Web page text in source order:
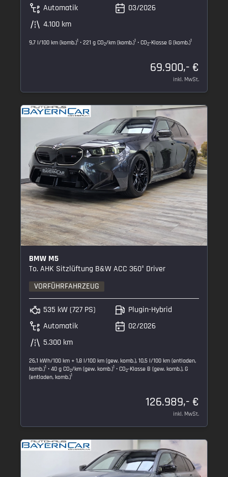
Automatik
4.100 km
03/2026
9,7 l/100 km (komb.)1 • 221 g CO2/km (komb.)1 • CO2-Klasse G (komb.)1
69.900,- €
inkl. MwSt.
BMW M5
To. AHK Sitzlüftung B&W ACC 360° Driver
VORFÜHRFAHRZEUG
535 kW (727 PS)
Automatik
5.300 km
Plugin-Hybrid
02/2026
26,1 kWh/100 km + 1,8 l/100 km (gew. komb.), 10,5 l/100 km (entladen,
komb.)1 • 40 g CO2/km (gew. komb.)1 • CO2-Klasse B (gew. komb.), G
(entladen, komb.)1
126.989,- €
inkl. MwSt.